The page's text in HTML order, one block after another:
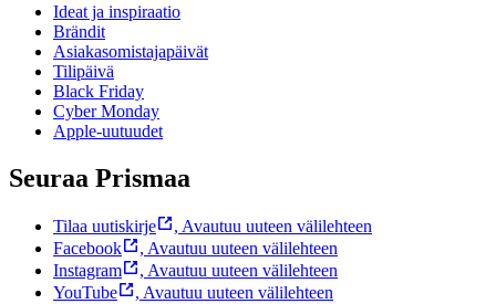
Ideat ja inspiraatio
Brändit
Asiakasomistajapäivät
Tilipäivä
Black Friday
Cyber Monday
Apple-uutuudet
Seuraa Prismaa
Tilaa uutiskirje , Avautuu uuteen välilehteen
Facebook
, Avautuu uuteen välilehteen
Instagram
, Avautuu uuteen välilehteen
YouTube
, Avautuu uuteen välilehteen